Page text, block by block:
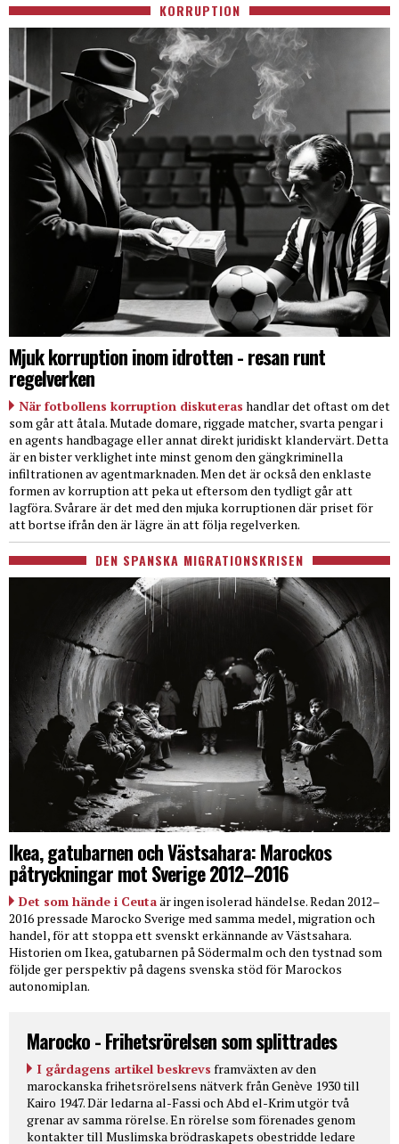
KORRUPTION
Mjuk korruption inom idrotten - resan runt
regelverken
När fotbollens korruption diskuteras handlar det oftast om det
som går att åtala. Mutade domare, riggade matcher, svarta pengar i
en agents handbagage eller annat direkt juridiskt klandervärt. Detta
är en bister verklighet inte minst genom den gängkriminella
infiltrationen av agentmarknaden. Men det är också den enklaste
formen av korruption att peka ut eftersom den tydligt går att
lagföra. Svårare är det med den mjuka korruptionen där priset för
att bortse ifrån den är lägre än att följa regelverken.
DEN SPANSKA MIGRATIONSKRISEN
Ikea, gatubarnen och Västsahara: Marockos
påtryckningar mot Sverige 2012–2016
Det som hände i Ceutaär ingen isolerad händelse. Redan 2012–
2016 pressade Marocko Sverige med samma medel, migration och
handel, för att stoppa ett svenskt erkännande av Västsahara.
Historien om Ikea, gatubarnen på Södermalm och den tystnad som
följde ger perspektiv på dagens svenska stöd för Marockos
autonomiplan.
Marocko - Frihetsrörelsen som splittrades
I gårdagens artikel beskrevs framväxten av den
marockanska frihetsrörelsens nätverk från Genève 1930 till
Kairo 1947. Där ledarna al-Fassi och Abd el-Krim utgör två
grenar av samma rörelse. En rörelse som förenades genom
kontakter till Muslimska brödraskapets obestridde ledare